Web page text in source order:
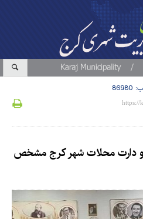
و دارت محلات شهر کرج مشخص